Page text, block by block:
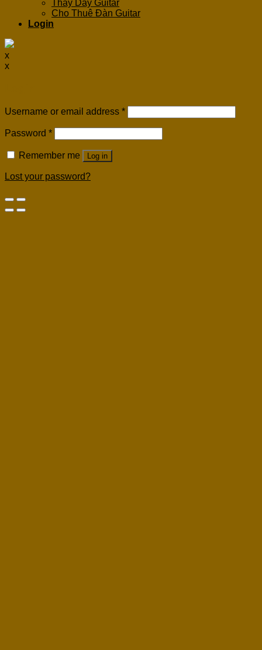
Thay Dây Guitar
Cho Thuê Đàn Guitar
Login
x
x
Username or email address *
Password *
Remember me Log in
Lost your password?